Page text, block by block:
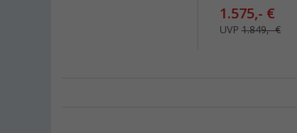
1.575,- €
UVP1.849,- €